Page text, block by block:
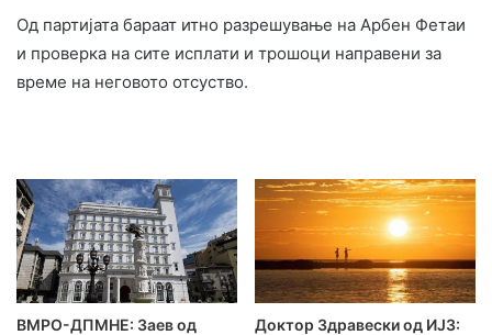
Од партијата бараат итно разрешување на Арбен Фетаи
и проверка на сите исплати и трошоци направени за
време на неговото отсуство.
ВМРО-ДПМНЕ: Заев од
Доктор Здравески од ИЈЗ: